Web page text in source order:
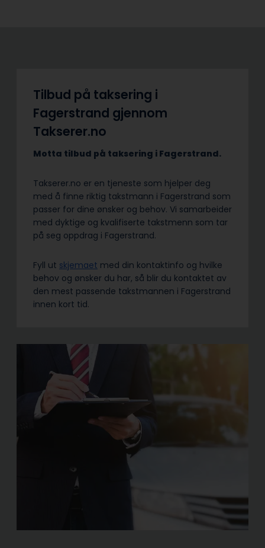
Tilbud på taksering i
Fagerstrand gjennom
Takserer.no
Motta tilbud på taksering i Fagerstrand.
Takserer.no er en tjeneste som hjelper deg
med å finne riktig takstmann i Fagerstrand som
passer for dine ønsker og behov. Vi samarbeider
med dyktige og kvalifiserte takstmenn som tar
på seg oppdrag i Fagerstrand.
Fyll ut skjemaet med din kontaktinfo og hvilke
behov og ønsker du har, så blir du kontaktet av
den mest passende takstmannen i Fagerstrand
innen kort tid.